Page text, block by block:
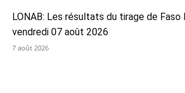
LONAB: Les résultats du tirage de Faso
vendredi 07 août 2026
7 août 2026